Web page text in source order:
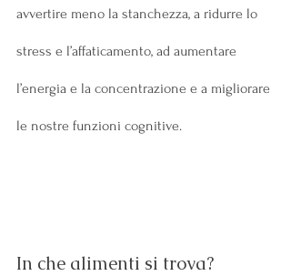
avvertire meno la stanchezza, a ridurre lo
stress e l’affaticamento, ad aumentare
l’energia e la concentrazione e a migliorare
le nostre funzioni cognitive.
In che alimenti si trova?